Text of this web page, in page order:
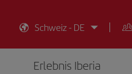
Schweiz - DE
Erlebnis Iberia